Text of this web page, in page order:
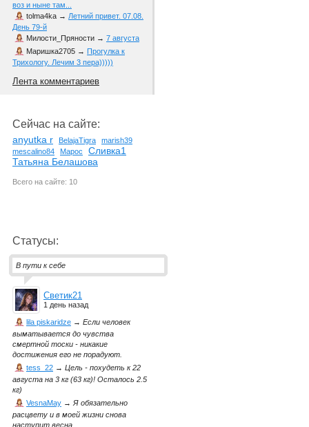
воз и ныне там...
tolma4ka → Летний привет. 07.08.
День 79-й
Милости_Пряности → 7 августа
Маришка2705 → Прогулка к
Трихологу. Лечим 3 пера)))))
Лента комментариев
Сейчас на сайте:
anyutka r BelajaTigra
marish39
mescalino84
Марос
Сливка1
Татьяна Белашова
Всего на сайте: 10
Статусы:
В пути к себе
Светик21
1 день назад
lila piskaridze → Если человек
выматывается до чувства
смертной тоски - никакие
достижения его не порадуют.
tess_22 → Цель - похудеть к 22
августа на 3 кг (63 кг)! Осталось 2.5
кг)
VesnaMay →Я обязательно
расцвету и в моей жизни снова
наступит весна.